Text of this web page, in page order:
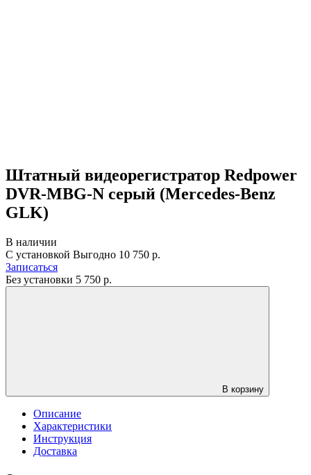
Штатный видеорегистратор Redpower
DVR-MBG-N серый (Mercedes-Benz
GLK)
В наличии
С установкой Выгодно 10 750 р.
Записаться
Без установки 5 750 р.
В корзину
Описание
Характеристики
Инструкция
Доставка